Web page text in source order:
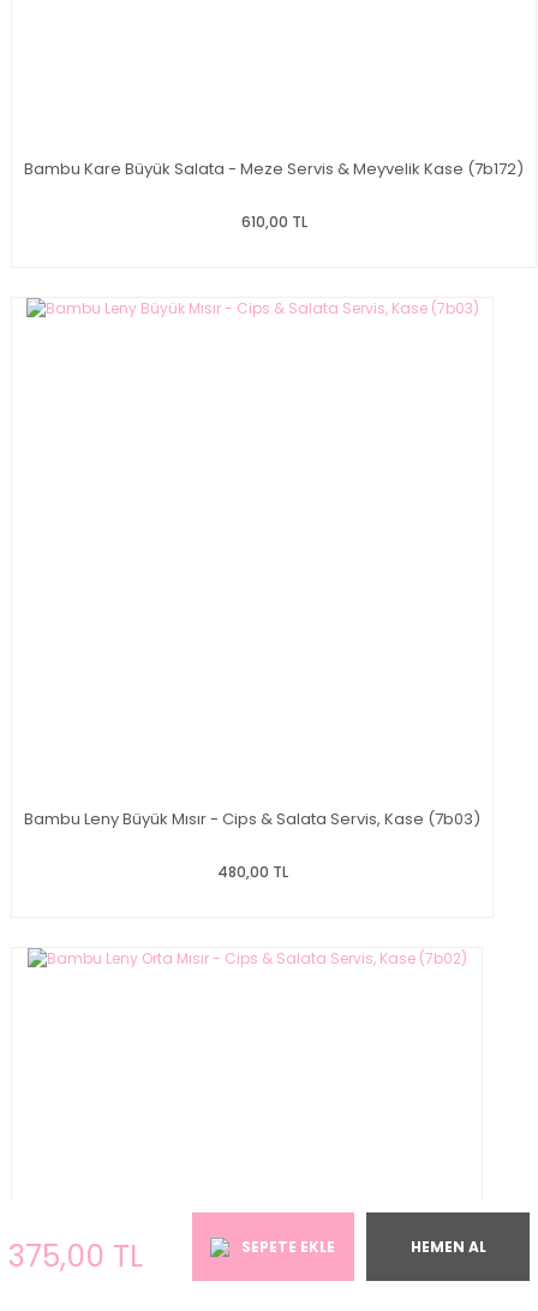
Bambu Kare Büyük Salata - Meze Servis & Meyvelik Kase (7b172)
610,00 TL
Bambu Leny Büyük Mısır - Cips & Salata Servis, Kase (7b03)
480,00 TL
375,00 TL SEPETE EKLE HEMEN AL